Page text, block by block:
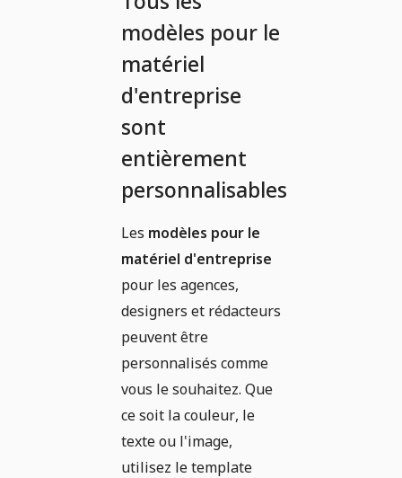
modèles pour le
matériel
d'entreprise
sont
entièrement
personnalisables
Les modèles pour le
matériel d'entreprise
pour les agences,
designers et rédacteurs
peuvent être
personnalisés comme
vous le souhaitez. Que
ce soit la couleur, le
texte ou l'image,
utilisez le template